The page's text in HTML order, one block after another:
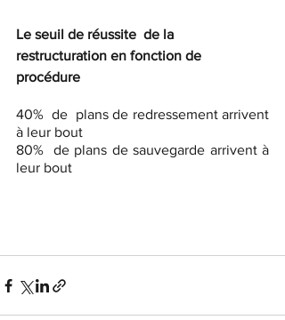
Le seuil de réussite  de la
restructuration en fonction de
procédure
40%  de  plans de redressement arrivent
à leur bout
80%  de plans de sauvegarde arrivent à
leur bout